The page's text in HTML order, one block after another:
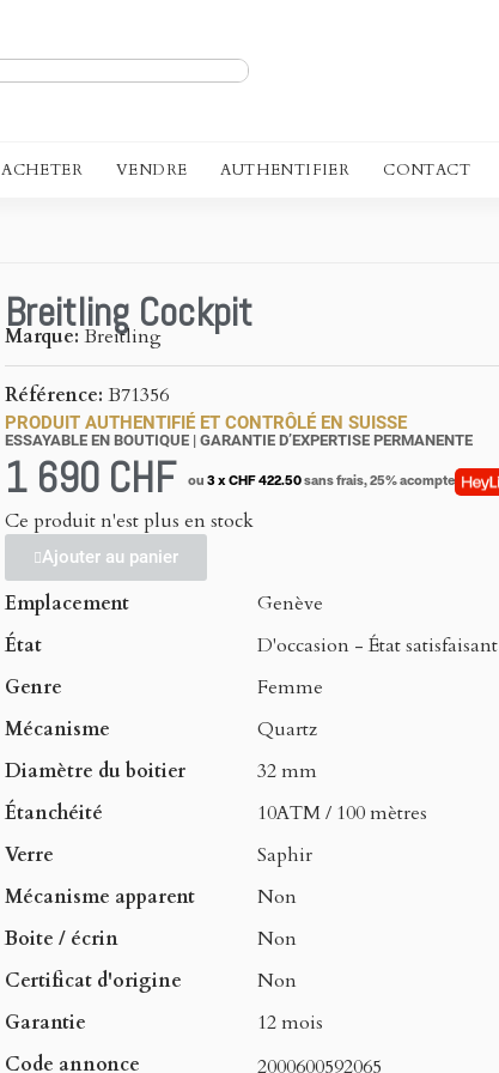
ACHETER VENDRE AUTHENTIFIER CONTACT
Breitling Cockpit
Marque Breitling
Référence B71356
PRODUIT AUTHENTIFIÉ ET CONTRÔLÉ EN SUISSE
ESSAYABLE EN BOUTIQUE | GARANTIE D’EXPERTISE PERMANENTE
1 690 CHF ou 3 x CHF 422.50sans frais, 25% acompte
Ce produit n'est plus en stock
Ajouter au panier
Emplacement
Genève
État
D'occasion - État satisfaisant
Genre
Femme
Mécanisme
Quartz
Diamètre du boitier
32 mm
Étanchéité
10ATM / 100 mètres
Verre
Saphir
Mécanisme apparent
Non
Boite / écrin
Non
Certificat d'origine
Non
Garantie
12 mois
Code annonce
2000600592065